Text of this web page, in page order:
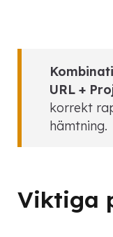
URL +
korrekt
hämtning.
Viktiga